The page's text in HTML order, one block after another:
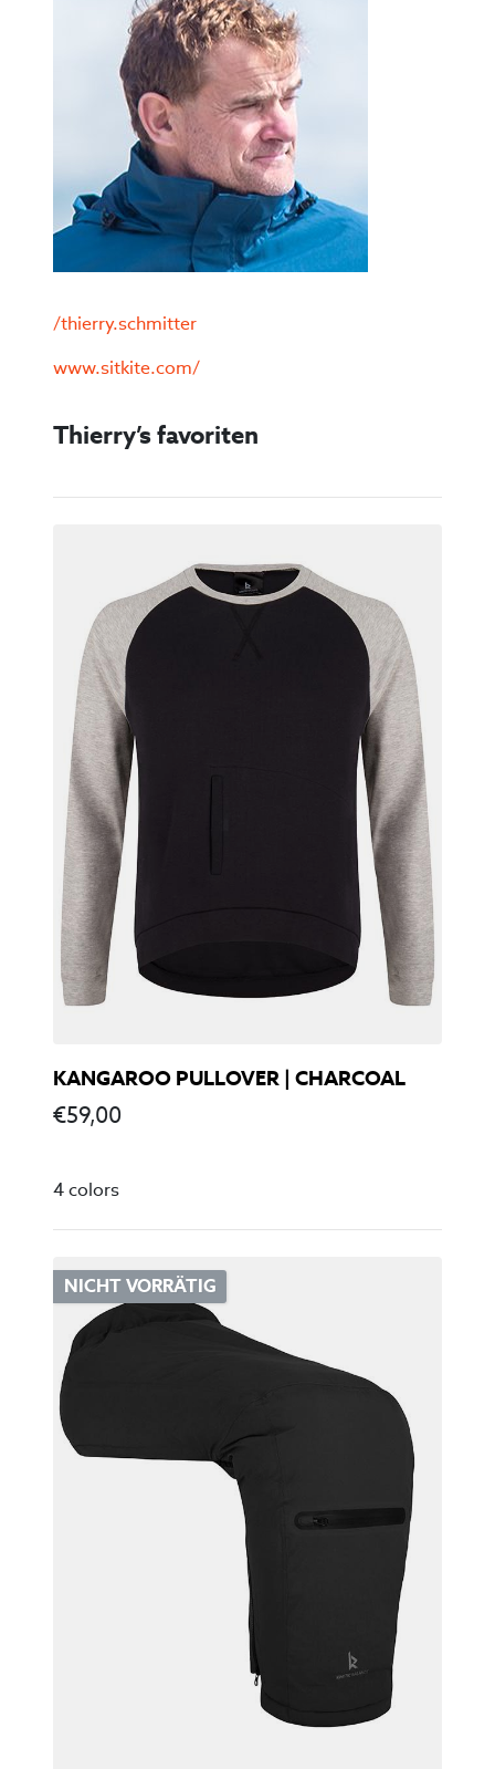
/thierry.schmitter
www.sitkite.com/
Thierry’s favoriten
KANGAROO PULLOVER | CHARCOAL
€59,00
4 colors
NICHT VORRÄTIG